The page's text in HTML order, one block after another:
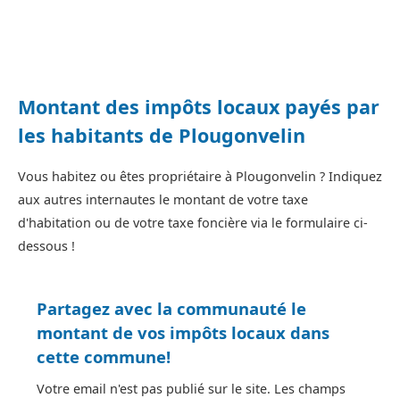
Montant des impôts locaux payés par
les habitants de Plougonvelin
Vous habitez ou êtes propriétaire à Plougonvelin ? Indiquez
aux autres internautes le montant de votre taxe
d'habitation ou de votre taxe foncière via le formulaire ci-
dessous !
Partagez avec la communauté le
montant de vos impôts locaux dans
cette commune!
Votre email n'est pas publié sur le site. Les champs